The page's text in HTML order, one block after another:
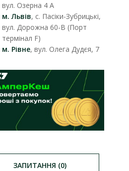
вул. Озерна 4 А
м. Львів, с. Пасіки-Зубрицькі,
вул. Дорожна 60-В (Порт
термінал F)
м. Рівне, вул. Олега Дудєя, 7
ЗАПИТАННЯ (0)